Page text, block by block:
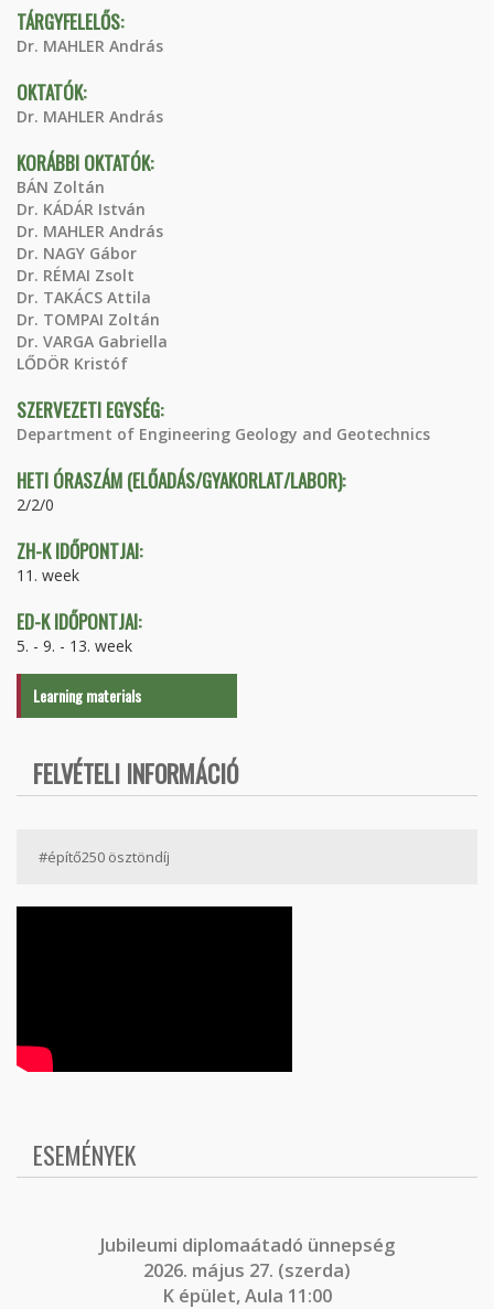
TÁRGYFELELŐS:
Dr. MAHLER András
OKTATÓK:
Dr. MAHLER András
KORÁBBI OKTATÓK:
BÁN Zoltán
Dr. KÁDÁR István
Dr. MAHLER András
Dr. NAGY Gábor
Dr. RÉMAI Zsolt
Dr. TAKÁCS Attila
Dr. TOMPAI Zoltán
Dr. VARGA Gabriella
LŐDÖR Kristóf
SZERVEZETI EGYSÉG:
Department of Engineering Geology and Geotechnics
HETI ÓRASZÁM (ELŐADÁS/GYAKORLAT/LABOR):
2/2/0
ZH-K IDŐPONTJAI:
11. week
ED-K IDŐPONTJAI:
5. - 9. - 13. week
Learning materials
FELVÉTELI INFORMÁCIÓ
#építő250 ösztöndíj
ESEMÉNYEK
Jubileumi diplomaátadó ünnepség
2026. május 27. (szerda)
K épület, Aula 11:00